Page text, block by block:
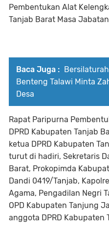
Pembentukan Alat
Tanjab Barat Masa
Baca Juga :
Benteng Talawi Minta
Desa
Rapat Paripurna
DPRD Kabupaten Tanjab
ketua DPRD Kabupaten
turut di hadiri, Sekretaris
Barat, Prokopimda
Dandi 0419/Tanjab,
Agama, Pengadilan Negri
OPD Kabupaten Tanjung
anggota DPRD Kabupaten